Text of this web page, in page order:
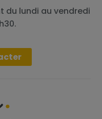
du lundi au vendredi